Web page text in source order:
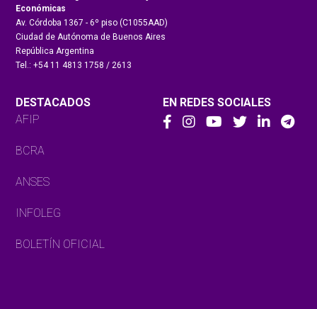
Económicas
Av. Córdoba 1367 - 6º piso (C1055AAD)
Ciudad de Autónoma de Buenos Aires
República Argentina
Tel.: +54 11 4813 1758 / 2613
DESTACADOS
AFIP
BCRA
ANSES
INFOLEG
BOLETÍN OFICIAL
EN REDES SOCIALES